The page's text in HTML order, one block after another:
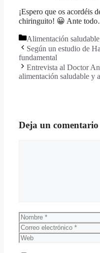
¡Espero que os acordéis
chiringuito! 😀 Ante
Alimentación saludable
Según un estudio de
fundamental
Entrevista al Doctor
alimentación saludable y
Deja un comentario